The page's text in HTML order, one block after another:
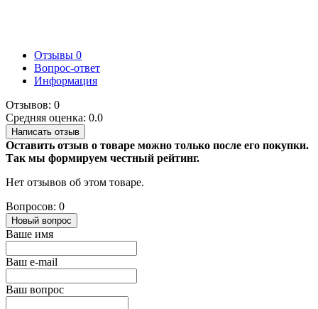
Отзывы 0
Вопрос-ответ
Информация
Отзывов: 0
Средняя оценка: 0.0
Написать отзыв
Оставить отзыв о товаре можно только после его покупки.
Так мы формируем честный рейтинг.
Нет отзывов об этом товаре.
Вопросов: 0
Новый вопрос
Ваше имя
Ваш e-mail
Ваш вопрос